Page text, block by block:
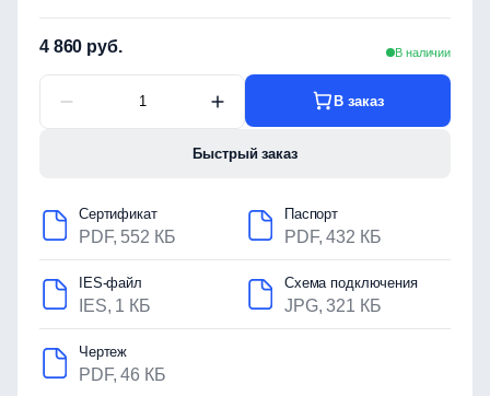
4 860 руб. В наличии
В заказ
Быстрый заказ
Сертификат
PDF, 552 КБ
Паспорт
PDF, 432 КБ
IES-файл
IES, 1 КБ
Схема подключения
JPG, 321 КБ
Чертеж
PDF, 46 КБ